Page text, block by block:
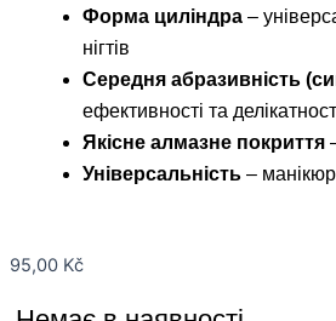
Форма циліндра –
нігтів
Середня абразивність
ефективності та
Якісне алмазне покриття
Універсальність –
95,00 Kč